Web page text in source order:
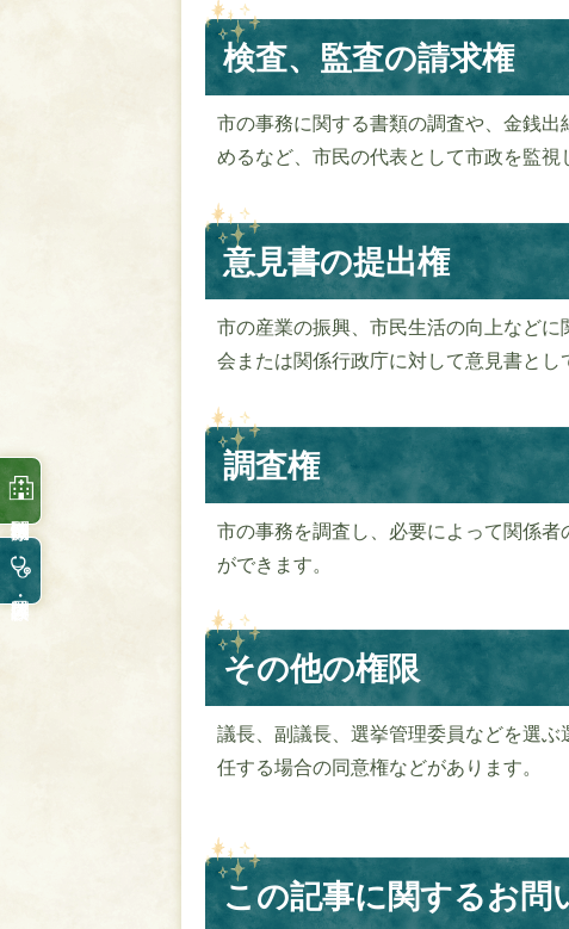
検査、監査の請求権
市の事務に関する書類の調査や、金銭
めるなど、市民の代表として市政を監視
意見書の提出権
市の産業の振興、市民生活の向上など
会または関係行政庁に対して意見書とし
調査権
市の事務を調査し、必要によって関係
ができます。
その他の権限
議長、副議長、選挙管理委員などを選
任する場合の同意権などがあります。
この記事に関するお問